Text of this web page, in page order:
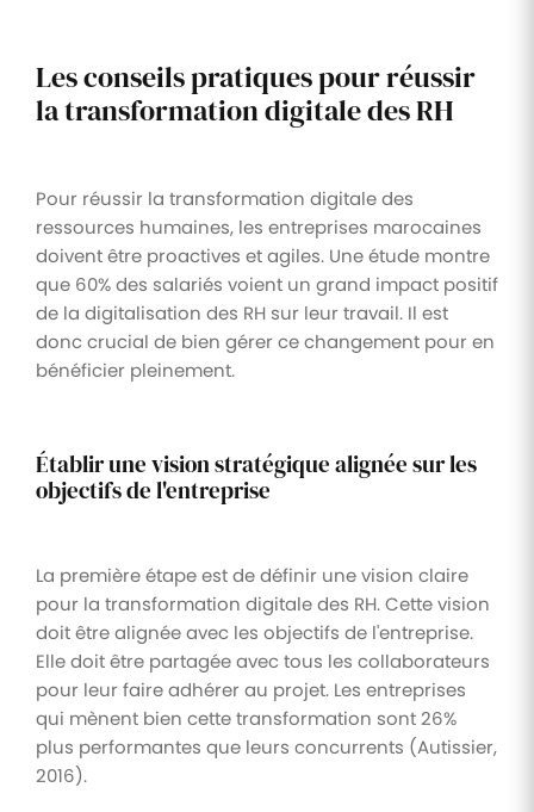
Les conseils pratiques pour réussir
la transformation digitale des RH
Pour réussir la transformation digitale des
ressources humaines, les entreprises marocaines
doivent être proactives et agiles. Une étude montre
que 60% des salariés voient un grand impact positif
de la digitalisation des RH sur leur travail. Il est
donc crucial de bien gérer ce changement pour en
bénéficier pleinement.
Établir une vision stratégique alignée sur les
objectifs de l'entreprise
La première étape est de définir une vision claire
pour la transformation digitale des RH. Cette vision
doit être alignée avec les objectifs de l'entreprise.
Elle doit être partagée avec tous les collaborateurs
pour leur faire adhérer au projet. Les entreprises
qui mènent bien cette transformation sont 26%
plus performantes que leurs concurrents (Autissier,
2016).